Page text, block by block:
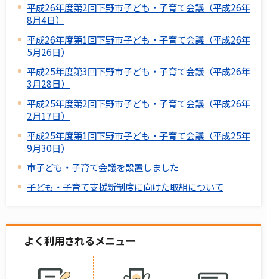
平成26年度第2回下野市子ども・子育て会議（平成26年
8月4日）
平成26年度第1回下野市子ども・子育て会議（平成26年
5月26日）
平成25年度第3回下野市子ども・子育て会議（平成26年
3月28日）
平成25年度第2回下野市子ども・子育て会議（平成26年
2月17日）
平成25年度第1回下野市子ども・子育て会議（平成25年
9月30日）
市子ども・子育て会議を設置しました
子ども・子育て支援新制度に向けた取組について
よく利用されるメニュー